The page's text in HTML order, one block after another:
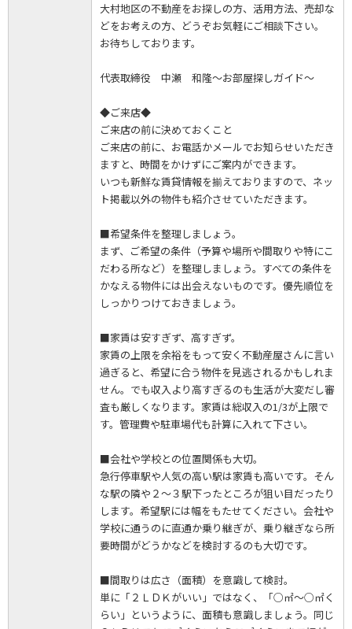
大村地区の不動産をお探しの方、活用方法、売却な
どをお考えの方、どうぞお気軽にご相談下さい。
お待ちしております。
代表取締役 中瀬 和隆～お部屋探しガイド～
◆ご来店◆
ご来店の前に決めておくこと
ご来店の前に、お電話かメールでお知らせいただき
ますと、時間をかけずにご案内ができます。
いつも新鮮な賃貸情報を揃えておりますので、ネッ
ト掲載以外の物件も紹介させていただきます。
■希望条件を整理しましょう。
まず、ご希望の条件（予算や場所や間取りや特にこ
だわる所など）を整理しましょう。すべての条件を
かなえる物件には出会えないものです。優先順位を
しっかりつけておきましょう。
■家賃は安すぎず、高すぎず。
家賃の上限を余裕をもって安く不動産屋さんに言い
過ぎると、希望に合う物件を見逃されるかもしれま
せん。でも収入より高すぎるのも生活が大変だし審
査も厳しくなります。家賃は総収入の1/3が上限で
す。管理費や駐車場代も計算に入れて下さい。
■会社や学校との位置関係も大切。
急行停車駅や人気の高い駅は家賃も高いです。そん
な駅の隣や２～３駅下ったところが狙い目だったり
します。希望駅には幅をもたせてください。会社や
学校に通うのに直通か乗り継ぎが、乗り継ぎなら所
要時間がどうかなどを検討するのも大切です。
■間取りは広さ（面積）を意識して検討。
単に「２ＬＤＫがいい」ではなく、「○㎡～○㎡く
らい」というように、面積も意識しましょう。同じ